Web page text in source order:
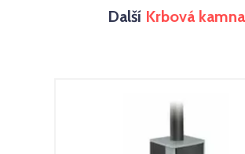
Další Krbová kamna